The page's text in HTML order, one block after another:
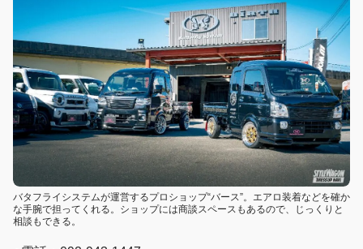
バタフライシステムが運営するプロショップ“バース”。エアロ装着などを確か
な手腕で担ってくれる。ショップには商談スペースもあるので、じっくりと
相談もできる。